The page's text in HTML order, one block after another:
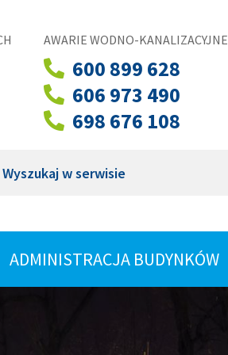
AWARIE WODNO-KANALIZACYJNE
600 899 628
606 973 490
698 676 108
ROZWIŃ
ADMINISTRACJA BUDYNKÓW